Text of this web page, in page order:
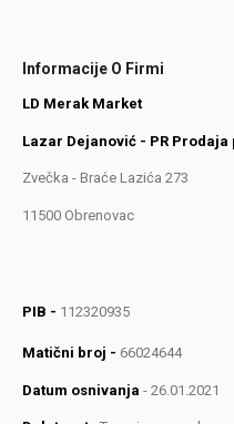
Informacije O Firmi
LD Merak Market
Lazar Dejanović - PR
Zvečka - Braće Lazića 273
11500 Obrenovac
PIB - 112320935
Matični broj - 66024644
Datum osnivanja - 26.01.2021